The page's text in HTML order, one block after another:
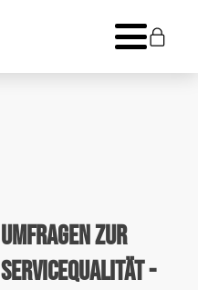
Umfragen zur
Servicequalität -